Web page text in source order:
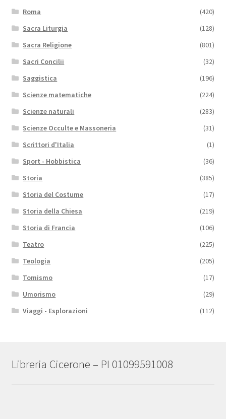
Roma
(420)
Sacra Liturgia
(128)
Sacra Religione
(801)
Sacri Concilii
(32)
Saggistica
(196)
Scienze matematiche
(224)
Scienze naturali
(283)
Scienze Occulte e Massoneria
(31)
Scrittori d'Italia
(1)
Sport - Hobbistica
(36)
Storia
(385)
Storia del Costume
(17)
Storia della Chiesa
(219)
Storia di Francia
(106)
Teatro
(225)
Teologia
(205)
Tomismo
(17)
Umorismo
(29)
Viaggi - Esplorazioni
(112)
Libreria Cicerone – PI 01099591008